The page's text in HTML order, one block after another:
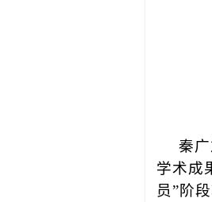
秦
学术成
员”阶